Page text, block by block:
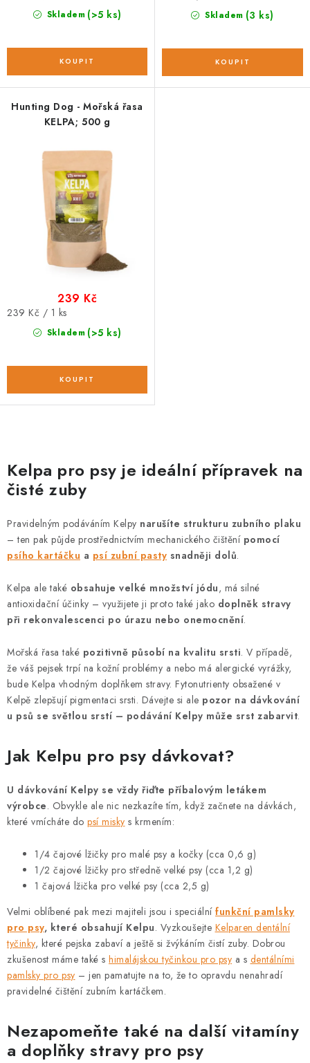
Skladem (>5 ks) Skladem (3 ks)
Hunting Dog - Mořská řasa
KELPA; 500 g
Skladem (>5 ks)
239 Kč
Měrná
239 Kč / 1 ks
v
l
á
d
a
c
p
r
v
k
y
v
ý
p
s
u
Kelpa pro psy je ideální přípravek na
čisté zuby
Pravidelným podáváním Kelpy narušíte strukturu zubního plaku
– ten pak půjde prostřednictvím mechanického čištěnípomocí
psího kartáčku a psí zubní pasty snadněji dolů.
Kelpa ale také obsahuje velké množství jódu, má silné
antioxidační účinky – využijete ji proto také jako doplněk stravy
při rekonvalescenci po úrazu nebo onemocnění.
Mořská řasa také pozitivně působí na kvalitu srsti. V případě,
že váš pejsek trpí na kožní problémy a nebo má alergické vyrážky,
bude Kelpa vhodným doplňkem stravy. Fytonutrienty obsažené v
Kelpě zlepšují pigmentaci srsti. Dávejte si ale pozor na dávkování
u psů se světlou srstí – podávání Kelpy může srst zabarvit.
Jak Kelpu pro psy dávkovat?
U dávkování Kelpy se vždy řiďte příbalovým letákem
výrobce. Obvykle ale nic nezkazíte tím, když začnete na dávkách,
které vmícháte do psí misky s krmením:
1/4 čajové lžičky pro malé psy a kočky (cca 0,6 g)
1/2 čajové lžičky pro středně velké psy (cca 1,2 g)
1 čajová lžička pro velké psy (cca 2,5 g)
Velmi oblíbené pak mezi majiteli jsou i speciální funkční pamlsky
pro psy, které obsahují Kelpu. Vyzkoušejte Kelparen dentální
tyčinky, které pejska zabaví a ještě si žvýkáním čistí zuby. Dobrou
zkušenost máme také s himalájskou tyčinkou pro psy a s dentálními
pamlsky pro psy – jen pamatujte na to, že to opravdu nenahradí
pravidelné čištění zubním kartáčkem.
Nezapomeňte také na další vitamíny
a doplňky stravy pro psy